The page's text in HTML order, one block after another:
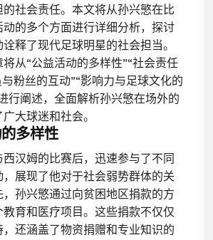
社会责任。本文将从孙兴慜在比
的多个方面进行详细分析，探讨
释了现代足球明星的社会担当。
从“公益活动的多样性”“社会责任
粉丝的互动”“影响力与足球文化的
行阐述，全面解析孙兴慜在场外的
大球迷和社会。
多样性
汉姆的比赛后，迅速参与了不同
展现了他对于社会弱势群体的关
孙兴慜通过向贫困地区捐款的方
育和医疗项目。这些捐款不仅仅
还涵盖了物资捐赠和专业知识的